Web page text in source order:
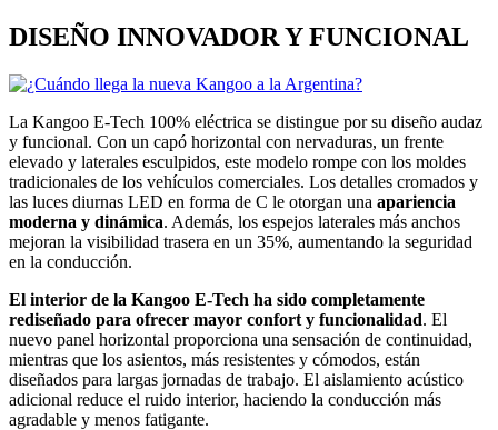
DISEÑO INNOVADOR Y FUNCIONAL
La Kangoo E-Tech 100% eléctrica se distingue por su diseño audaz
y funcional. Con un capó horizontal con nervaduras, un frente
elevado y laterales esculpidos, este modelo rompe con los moldes
tradicionales de los vehículos comerciales. Los detalles cromados y
las luces diurnas LED en forma de C le otorgan una apariencia
moderna y dinámica. Además, los espejos laterales más anchos
mejoran la visibilidad trasera en un 35%, aumentando la seguridad
en la conducción.
El interior de la Kangoo E-Tech ha sido completamente
rediseñado para ofrecer mayor confort y funcionalidad. El
nuevo panel horizontal proporciona una sensación de continuidad,
mientras que los asientos, más resistentes y cómodos, están
diseñados para largas jornadas de trabajo. El aislamiento acústico
adicional reduce el ruido interior, haciendo la conducción más
agradable y menos fatigante.